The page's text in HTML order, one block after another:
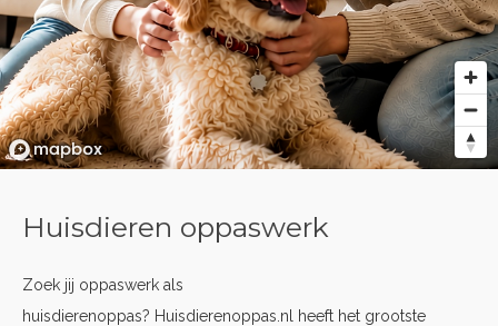
Huisdieren oppaswerk
Zoek jij oppaswerk als
huisdierenoppas? Huisdierenoppas.nl heeft het grootste